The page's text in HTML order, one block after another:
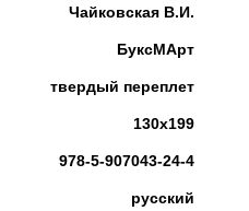
Чайковская В.И.
БуксМАрт
твердый переплет
130х199
978-5-907043-24-4
русский